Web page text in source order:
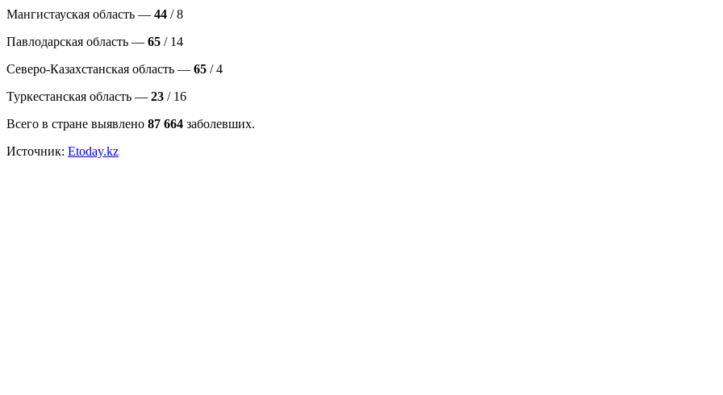
Мангистауская область — 44 / 8
Павлодарская область — 65 / 14
Северо-Казахстанская область — 65 / 4
Туркестанская область — 23 / 16
Всего в стране выявлено 87 664 заболевших.
Источник: Etoday.kz